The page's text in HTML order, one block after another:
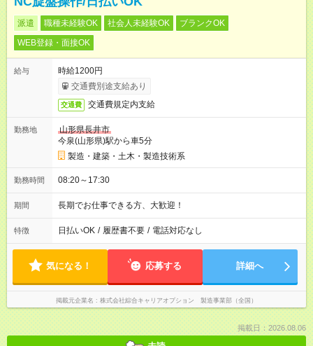
派遣 職種未経験OK 社会人未経験OK
ブランクOK
WEB登録・面接OK
給与
時給1200円
交通費別途支給あり
交通費 交通費規定内支給
勤務地
山形県長井市
今泉(山形県)駅から車5分
製造・建築・土木・製造技術系
勤務時間 08:20～17:30
期間 長期でお仕事できる方、大歓迎！
特徴 日払いOK / 履歴書不要 / 電話対応なし
気になる！ 応募する 詳細へ
掲載元企業名 株式会社綜合キャリアオプション 製造事業部（全国）
掲載日：2026.08.06